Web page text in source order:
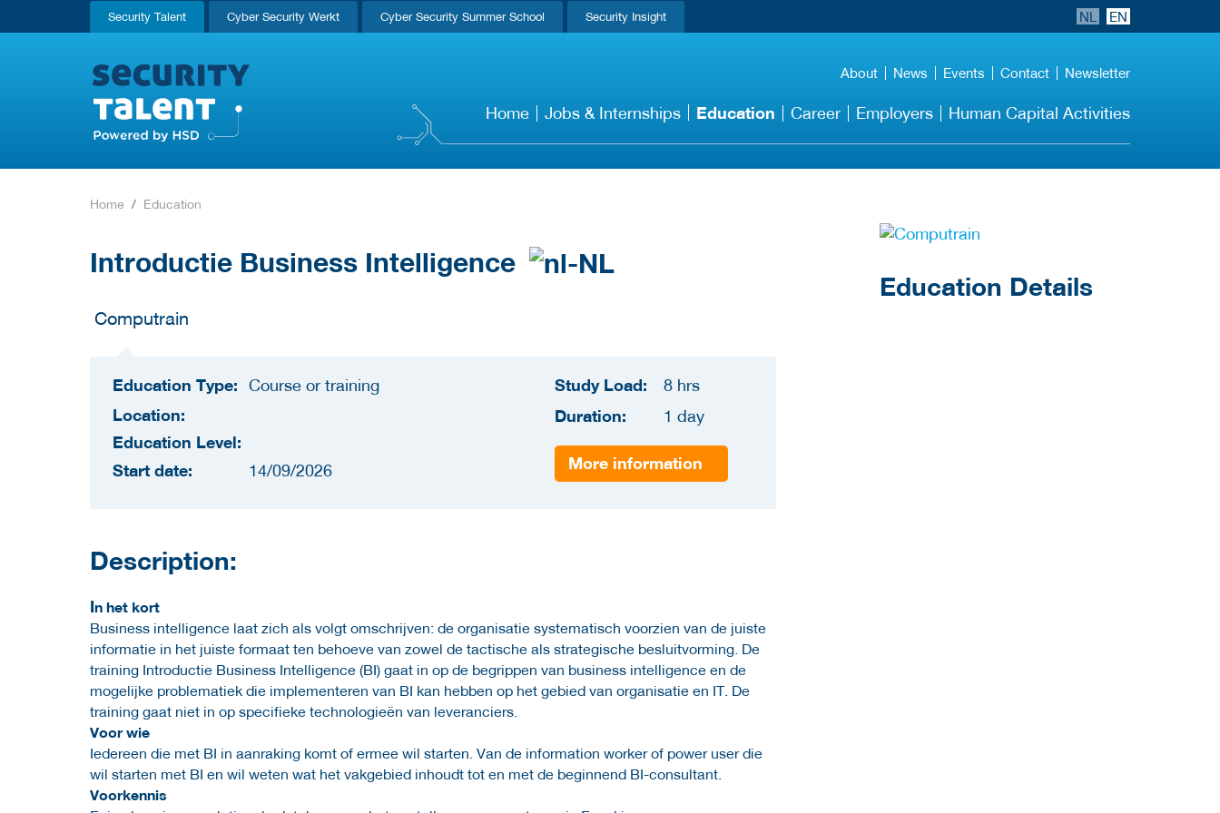
Security Talent Cyber Security Werkt Cyber Security Summer School Security Insight NL EN
About News Events Contact Newsletter
Home Jobs & Internships Education Career Employers Human Capital Activities
Home Education
Introductie Business Intelligence
Computrain
Education Type: Course or training
Location:
Education Level:
Start date:
14/09/2026
Study Load: 8 hrs
Duration: 1 day
More information
Description:
In het kort
Business intelligence laat zich als volgt omschrijven: de organisatie systematisch voorzien van de juiste
informatie in het juiste formaat ten behoeve van zowel de tactische als strategische besluitvorming. De
training Introductie Business Intelligence (BI) gaat in op de begrippen van business intelligence en de
mogelijke problematiek die implementeren van BI kan hebben op het gebied van organisatie en IT. De
training gaat niet in op specifieke technologieën van leveranciers.
Voor wie
Iedereen die met BI in aanraking komt of ermee wil starten. Van de information worker of power user die
wil starten met BI en wil weten wat het vakgebied inhoudt tot en met de beginnend BI-consultant.
Voorkennis
about this provider
Education Details